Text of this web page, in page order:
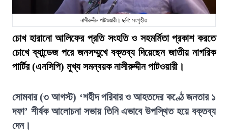
নাসীরুদ্দীন পাটওয়ারী। ছবি: সংগৃহীত
চোখ হারানো আলিফের প্রতি সংহতি ও সহমর্মিতা প্রকাশ করতে
চোখে ব্যান্ডেজ পরে জনসম্মুখে বক্তব্য দিয়েছেন জাতীয় নাগরিক
পার্টির (এনসিপি) মুখ্য সমন্বয়ক নাসীরুদ্দীন পাটওয়ারী।
সোমবার (৩ আগস্ট) ‘শহীদ পরিবার ও আহতদের কণ্ঠে জনতার ১
দফা’ শীর্ষক আলোচনা সভায় তিনি এভাবে উপস্থিত হয়ে বক্তব্য
দেন।